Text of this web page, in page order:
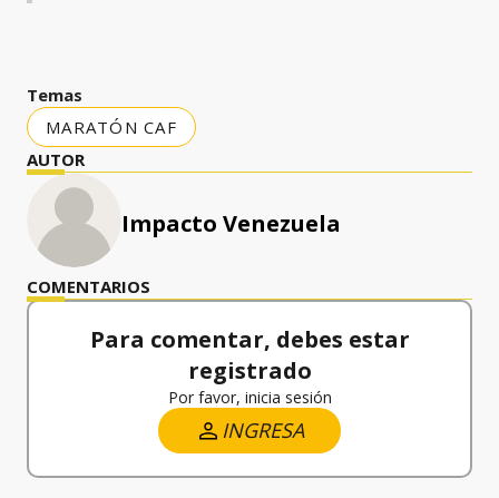
Temas
MARATÓN CAF
AUTOR
Impacto Venezuela
COMENTARIOS
Para comentar, debes estar
registrado
Por favor, inicia sesión
INGRESA